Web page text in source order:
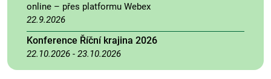
online – přes platformu Webex
22.9.2026
Konference Říční krajina 2026
22.10.2026 - 23.10.2026